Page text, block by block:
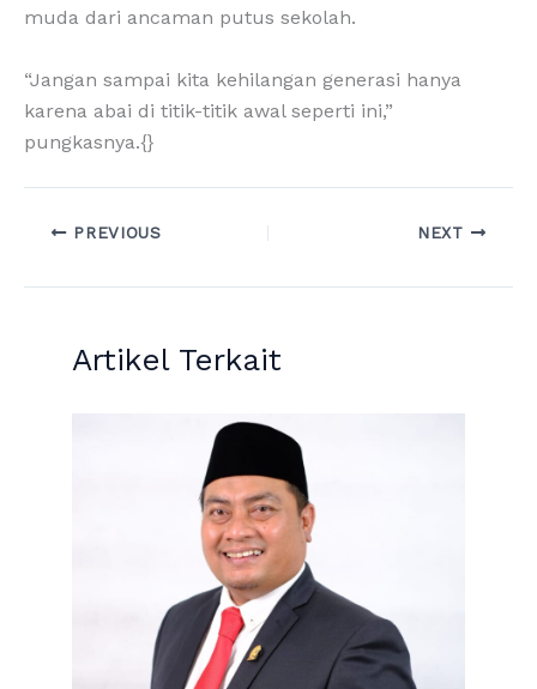
muda dari ancaman putus sekolah.
“Jangan sampai kita kehilangan generasi hanya
karena abai di titik-titik awal seperti ini,”
pungkasnya.{}
PREVIOUS NEXT
Artikel Terkait